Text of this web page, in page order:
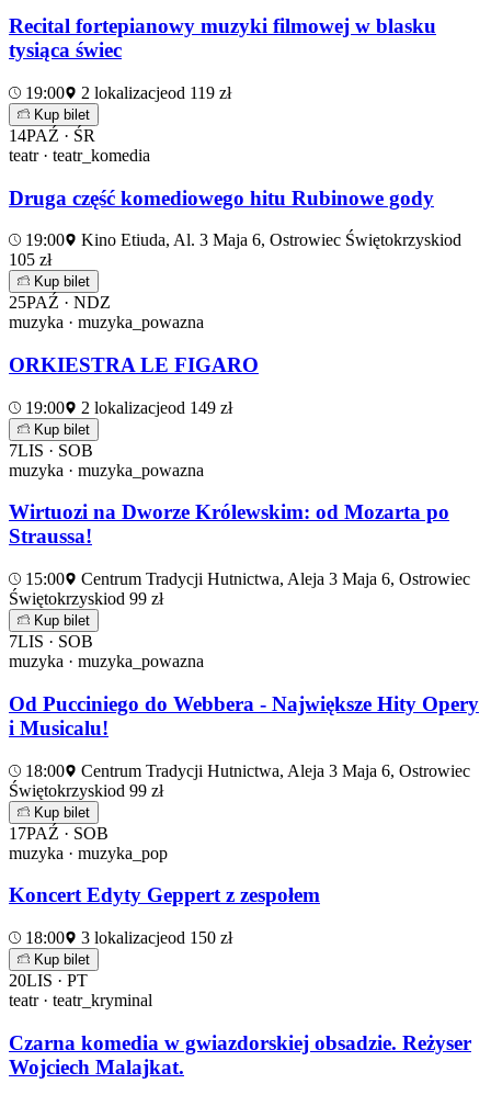
Recital fortepianowy muzyki filmowej w blasku
tysiąca świec
19:00 2 lokalizacjeod 119 zł
Kup bilet
14PAŹ · ŚR
teatr · teatr_komedia
Druga część komediowego hitu Rubinowe gody
19:00 Kino Etiuda, Al. 3 Maja 6, Ostrowiec Świętokrzyskiod
105 zł
Kup bilet
25PAŹ · NDZ
muzyka · muzyka_powazna
ORKIESTRA LE FIGARO
19:00 2 lokalizacjeod 149 zł
Kup bilet
7LIS · SOB
muzyka · muzyka_powazna
Wirtuozi na Dworze Królewskim: od Mozarta po
Straussa!
15:00
Centrum Tradycji Hutnictwa, Aleja 3 Maja 6, Ostrowiec
Świętokrzyskiod 99 zł
Kup bilet
7LIS · SOB
muzyka · muzyka_powazna
Od Pucciniego do Webbera - Największe Hity Opery
i Musicalu!
18:00
Centrum Tradycji Hutnictwa, Aleja 3 Maja 6, Ostrowiec
Świętokrzyskiod 99 zł
Kup bilet
17PAŹ · SOB
muzyka · muzyka_pop
Koncert Edyty Geppert z zespołem
18:00 3 lokalizacjeod 150 zł
Kup bilet
20LIS · PT
teatr · teatr_kryminal
Czarna komedia w gwiazdorskiej obsadzie. Reżyser
Wojciech Malajkat.